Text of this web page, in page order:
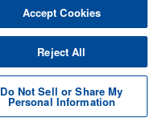
Accept Cookies
Reject All
Do Not Sell or Share My
Personal Information